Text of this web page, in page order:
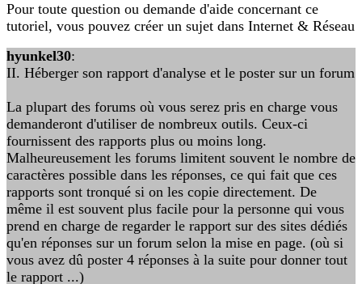
Pour toute question ou demande d'aide concernant ce
tutoriel, vous pouvez créer un sujet dans Internet & Réseau
hyunkel30:
II. Héberger son rapport d'analyse et le poster sur un forum
La plupart des forums où vous serez pris en charge vous
demanderont d'utiliser de nombreux outils. Ceux-ci
fournissent des rapports plus ou moins long.
Malheureusement les forums limitent souvent le nombre de
caractères possible dans les réponses, ce qui fait que ces
rapports sont tronqué si on les copie directement. De
même il est souvent plus facile pour la personne qui vous
prend en charge de regarder le rapport sur des sites dédiés
qu'en réponses sur un forum selon la mise en page. (où si
vous avez dû poster 4 réponses à la suite pour donner tout
le rapport ...)